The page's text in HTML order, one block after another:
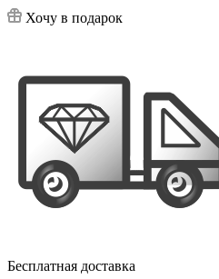
Хочу в подарок
Бесплатная доставка